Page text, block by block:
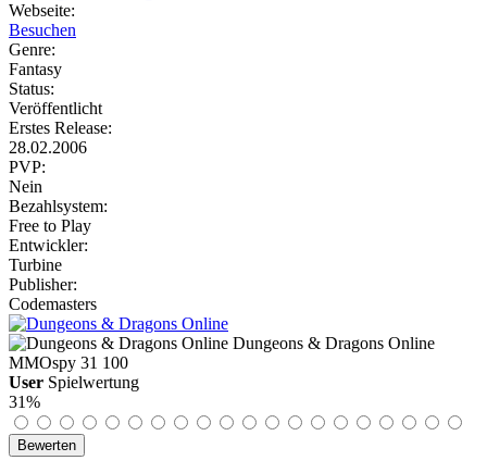
Webseite:
Besuchen
Genre:
Fantasy
Status:
Veröffentlicht
Erstes Release:
28.02.2006
PVP:
Nein
Bezahlsystem:
Free to Play
Entwickler:
Turbine
Publisher:
Codemasters
Dungeons & Dragons Online
MMOspy 31 100
User Spielwertung
31%